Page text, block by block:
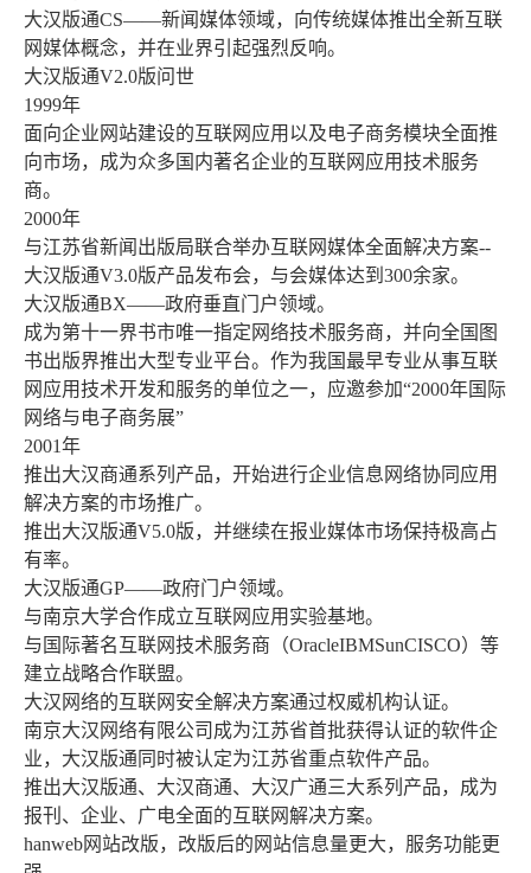
大汉版通CS——新闻媒体领域，向传统媒体推出全新互联
网媒体概念，并在业界引起强烈反响。
大汉版通V2.0版问世
1999年
面向企业网站建设的互联网应用以及电子商务模块全面推
向市场，成为众多国内著名企业的互联网应用技术服务
商。
2000年
与江苏省新闻出版局联合举办互联网媒体全面解决方案--
大汉版通V3.0版产品发布会，与会媒体达到300余家。
大汉版通BX——政府垂直门户领域。
成为第十一界书市唯一指定网络技术服务商，并向全国图
书出版界推出大型专业平台。作为我国最早专业从事互联
网应用技术开发和服务的单位之一，应邀参加“2000年国际
网络与电子商务展”
2001年
推出大汉商通系列产品，开始进行企业信息网络协同应用
解决方案的市场推广。
推出大汉版通V5.0版，并继续在报业媒体市场保持极高占
有率。
大汉版通GP——政府门户领域。
与南京大学合作成立互联网应用实验基地。
与国际著名互联网技术服务商（OracleIBMSunCISCO）等
建立战略合作联盟。
大汉网络的互联网安全解决方案通过权威机构认证。
南京大汉网络有限公司成为江苏省首批获得认证的软件企
业，大汉版通同时被认定为江苏省重点软件产品。
推出大汉版通、大汉商通、大汉广通三大系列产品，成为
报刊、企业、广电全面的互联网解决方案。
hanweb网站改版，改版后的网站信息量更大，服务功能更